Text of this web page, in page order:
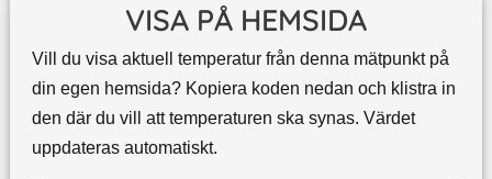
VISA PÅ HEMSIDA
Vill du visa aktuell temperatur från denna mätpunkt på
din egen hemsida? Kopiera koden nedan och klistra in
den där du vill att temperaturen ska synas. Värdet
uppdateras automatiskt.